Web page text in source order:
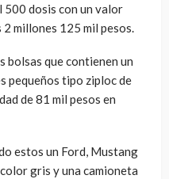
500 dosis con un valor
millones 125 mil pesos.
bolsas que contienen un
pequeños tipo ziploc de
de 81 mil pesos en
estos un Ford, Mustang
gris y una camioneta